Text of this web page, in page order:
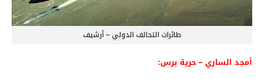
طائرات التحالف الدولي – أرشيف
أمجد الساري – حرية برس: